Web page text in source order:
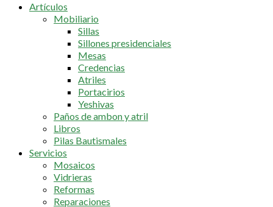
Artículos
Mobiliario
Sillas
Sillones presidenciales
Mesas
Credencias
Atriles
Portacirios
Yeshivas
Paños de ambon y atril
Libros
Pilas Bautismales
Servicios
Mosaicos
Vidrieras
Reformas
Reparaciones